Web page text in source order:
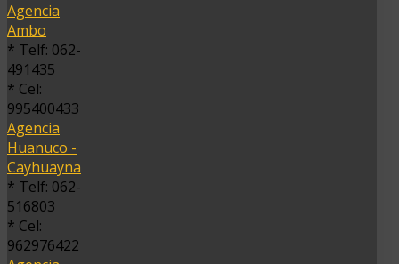
Agencia
Ambo
* Telf: 062-
491435
* Cel:
995400433
Agencia
Huanuco -
Cayhuayna
* Telf: 062-
516803
* Cel:
962976422